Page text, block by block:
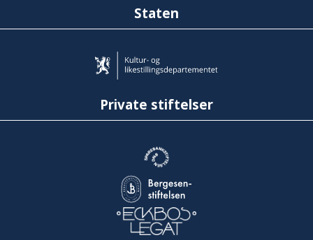
Staten
Private stiftelser